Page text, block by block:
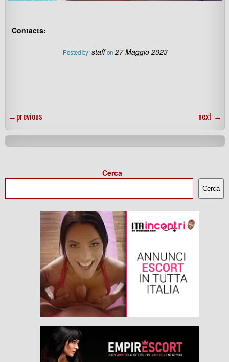
Contacts:
Posted by:staff on 27 Maggio 2023
←previous next →
Cerca
Cerca